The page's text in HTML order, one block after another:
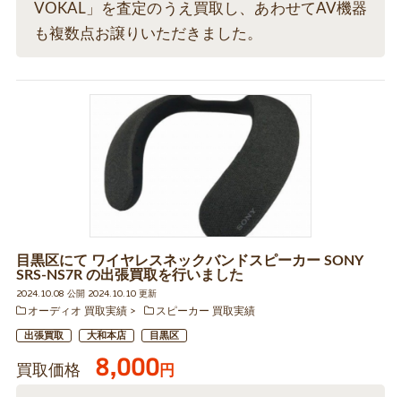
VOKAL」を査定のうえ買取し、あわせてAV機器
も複数点お譲りいただきました。
目黒区にて ワイヤレスネックバンドスピーカー SONY
SRS-NS7R の出張買取を行いました
2024.10.08 公開 2024.10.10 更新
オーディオ 買取実績
スピーカー 買取実績
出張買取 大和本店 目黒区
買取価格 8,000円